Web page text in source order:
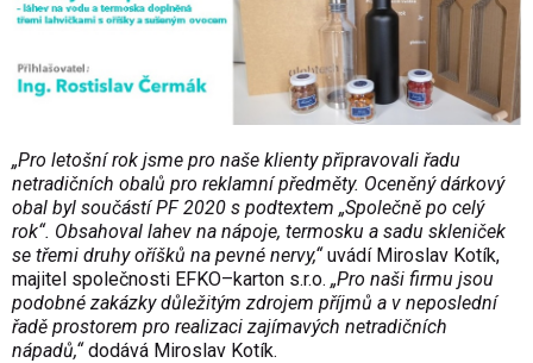
„Pro letošní rok jsme pro naše klienty připravovali řadu
netradičních obalů pro reklamní předměty. Oceněný dárkový
obal byl součástí PF 2020 s podtextem „Společně po celý
rok“. Obsahoval lahev na nápoje, termosku a sadu skleniček
se třemi druhy oříšků na pevné nervy,“uvádí Miroslav Kotík,
majitel společnosti EFKO–karton s.r.o. „Pro naši firmu jsou
podobné zakázky důležitým zdrojem příjmů a v neposlední
řadě prostorem pro realizaci zajímavých netradičních
nápadů,“dodává Miroslav Kotík.